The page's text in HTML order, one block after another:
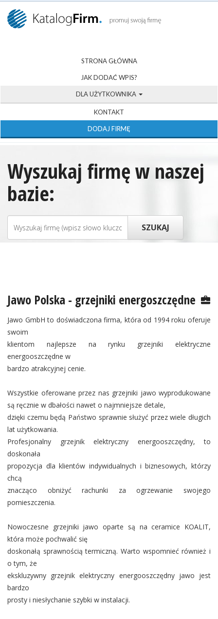
STRONA GŁÓWNA
JAK DODAĆ WPIS?
DLA UŻYTKOWNIKA
KONTAKT
DODAJ FIRMĘ
Wyszukaj firmę w naszej
bazie:
Jawo Polska - grzejniki energoszczędne
Jawo GmbH to doświadczona firma, która od 1994 roku oferuje
swoim
klientom najlepsze na rynku grzejniki elektryczne
energooszczędne w
bardzo atrakcyjnej cenie.
Wszystkie oferowane przez nas grzejniki jawo wyprodukowane
są ręcznie w dbałości nawet o najmniejsze detale,
dzięki czemu będą Państwo sprawnie służyć przez wiele długich
lat użytkowania.
Profesjonalny grzejnik elektryczny energooszczędny, to
doskonała
propozycja dla klientów indywidualnych i biznesowych, którzy
chcą
znacząco obniżyć rachunki za ogrzewanie swojego
pomieszczenia.
Nowoczesne grzejniki jawo oparte są na ceramice KOALIT,
która może pochwalić się
doskonałą sprawnością termiczną. Warto wspomnieć również i
o tym, że
ekskluzywny grzejnik elektryczny energooszczędny jawo jest
bardzo
prosty i niesłychanie szybki w instalacji.